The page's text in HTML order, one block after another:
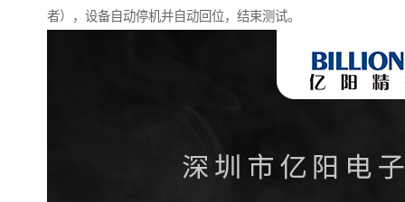
者），设备自动停机并自动回位，结束测试。